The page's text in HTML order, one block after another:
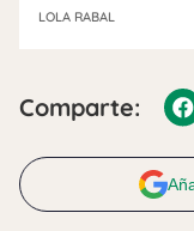
LOLA RABAL
Comparte: